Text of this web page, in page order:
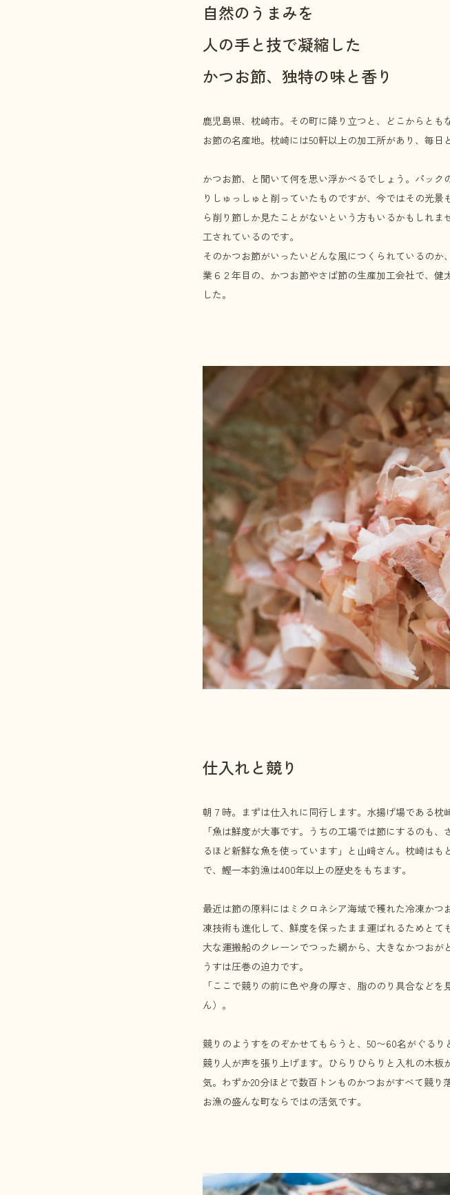
自然のうまみを
人の手と技で凝縮した
かつお節、独特の味と香り
鹿児島県、枕崎市。その町に降り立つと、どこからと
お節の名産地。枕崎には50軒以上の加工所があり、毎日
かつお節、と聞いて何を思い浮かべるでしょう。パッ
りしゅっしゅと削っていたものですが、今ではその光
ら削り節しか見たことがないという方もいるかもしれ
工されているのです。
そのかつお節がいったいどんな風につくられているの
業６２年目の、かつお節やさば節の生産加工会社で、
した。
仕入れと競り
朝７時。まずは仕入れに同行します。水揚げ場である枕
「魚は鮮度が大事です。うちの工場では節にするのも、
るほど新鮮な魚を使っています」と山﨑さん。枕崎はも
で、鰹一本釣漁は400年以上の歴史をもちます。
最近は節の原料にはミクロネシア海域で穫れた冷凍かつ
凍技術も進化して、鮮度を保ったまま運ばれるためとて
大な運搬船のクレーンでつった網から、大きなかつおが
うすは圧巻の迫力です。
「ここで競りの前に色や身の厚さ、脂ののり具合などを
ん）。
競りのようすをのぞかせてもらうと、50〜60名がぐるり
競り人が声を張り上げます。ひらりひらりと入札の木板
気。わずか20分ほどで数百トンものかつおがすべて競り
お漁の盛んな町ならではの活気です。